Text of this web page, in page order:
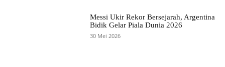
Messi Ukir Rekor Bersejarah, Argentina
Bidik Gelar Piala Dunia 2026
30 Mei 2026